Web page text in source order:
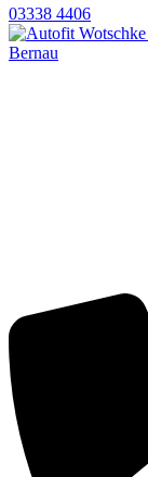
03338 4406